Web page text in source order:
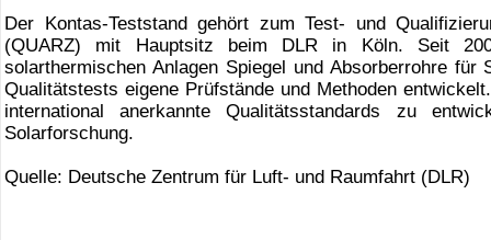
Der Kontas-Teststand gehört zum Test- und
(QUARZ) mit Hauptsitz beim DLR in Köln. Seit
solarthermischen Anlagen Spiegel und Absorberrohre
Qualitätstests eigene Prüfstände und Methoden
international anerkannte Qualitätsstandards zu
Solarforschung.
Quelle: Deutsche Zentrum für Luft- und Raumfahrt (DLR)